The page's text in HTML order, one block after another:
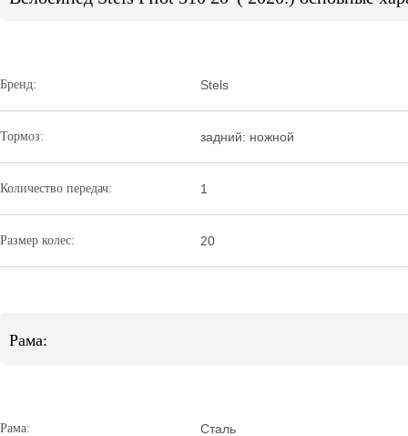
Бренд: Stels
Тормоз: задний: ножной
Количество передач: 1
Размер колес: 20
Рама:
Рама: Сталь